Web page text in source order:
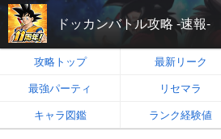
ドッカンバトル攻略 -速報-
攻略トップ 最新リーク
最強パーティ
リセマラ
キャラ図鑑
ランク経験値